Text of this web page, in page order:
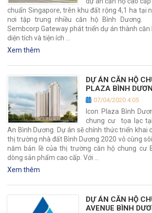
chuẩn Singapore, trên khu đất rộng 4,1 ha tại
nơi tập trung nhiều căn hộ Bình Dương.
Sembcorp Gateway phát triển dự án thành căn
diện tích và tiện ích …
Xem thêm
DỰ ÁN CĂN HỘ
PLAZA BÌNH
07/04/2020 4:05
Icon Plaza Bình
chung cư tọa lạc
An Bình Dương. Dự án sẽ chính thức triển khai
thị trường nhà đất Bình Dương 2020 vô cùng
năm bản lề của thị trường căn hộ chung cư
dòng sản phẩm cao cấp. Với …
Xem thêm
DỰ ÁN CĂN HỘ
AVENUE BÌNH